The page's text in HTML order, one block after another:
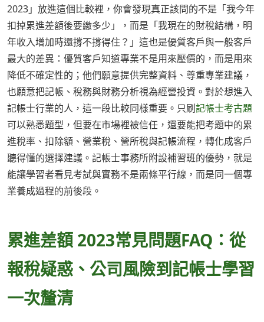
2023」放進這個比較裡，你會發現真正該問的不是「我今年
扣掉累進差額後要繳多少」，而是「我現在的財稅結構，明
年收入增加時還撐不撐得住？」這也是優質客戶與一般客戶
最大的差異：優質客戶知道專業不是用來壓價的，而是用來
降低不確定性的；他們願意提供完整資料、尊重專業建議，
也願意把記帳、稅務與財務分析視為經營投資。對於想進入
記帳士行業的人，這一段比較同樣重要。只刷記帳士考古題
可以熟悉題型，但要在市場裡被信任，還要能把考題中的累
進稅率、扣除額、營業稅、營所稅與記帳流程，轉化成客戶
聽得懂的選擇建議。記帳士事務所附設補習班的優勢，就是
能讓學習者看見考試與實務不是兩條平行線，而是同一個專
業養成過程的前後段。
累進差額 2023常見問題FAQ：從
報稅疑惑、公司風險到記帳士學習
一次釐清